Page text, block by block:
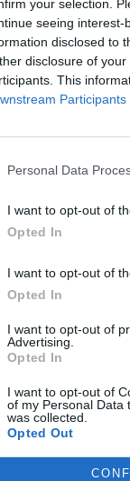
your selection.
seeing
disclosed to
disclosure of your
This
Participants
Personal Data
I want to opt-out of
Opted In
I want to opt-out of
Opted In
I want to opt-out of
Advertising.
Opted In
I want to opt-out of
of my Personal Data
was collected.
Opted Out
muž
zaparkovaná
na věšáku, byla
korun,“ uvedla
nejdříve
vnikl, jeho
Policisté muže
neoprávněné
dodala
peněženka pes